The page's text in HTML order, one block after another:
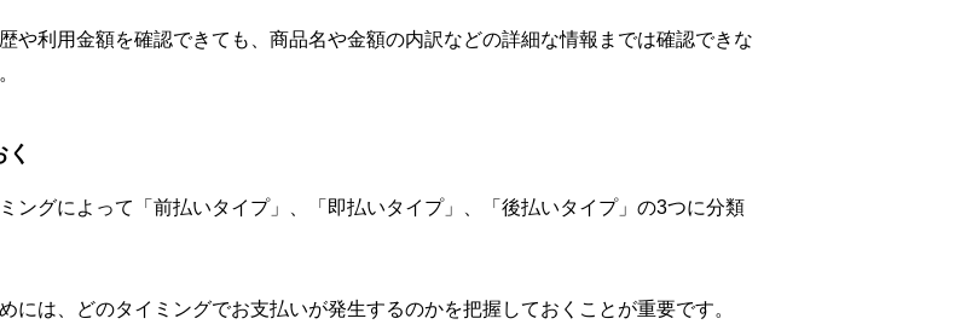
や利用金額を確認できても、商品名や金額の内訳などの詳細な情報までは確認できな
ングによって「前払いタイプ」、「即払いタイプ」、「後払いタイプ」の3つに分類
には、どのタイミングでお支払いが発生するのかを把握しておくことが重要です。